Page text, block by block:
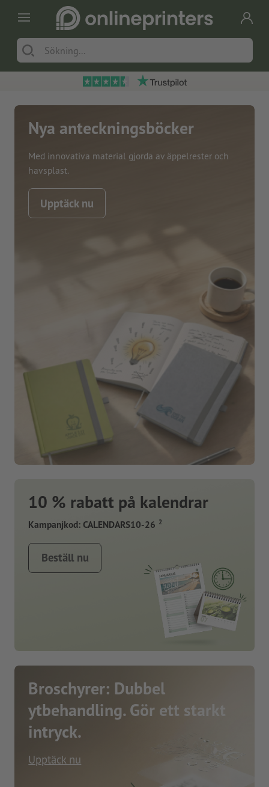
Nya anteckningsböcker
Med innovativa material gjorda av äppelrester och
havsplast.
Upptäck nu
10 % rabatt på kalendrar
Kampanjkod: CALENDARS10-26 2
Beställ nu
Broschyrer: Dubbel
ytbehandling. Gör ett starkt
intryck.
Upptäck nu